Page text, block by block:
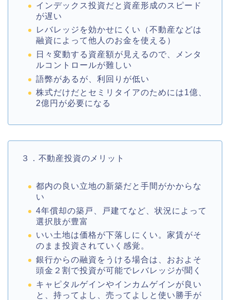
インデックス投資だと資産形成のスピード
が遅い
レバレッジを効かせにくい（不動産などは
融資によって他人のお金を使える）
日々変動する資産額が見えるので、メンタ
ルコントロールが難しい
語弊があるが、利回りが低い
株式だけだとセミリタイアのためには1億、
2億円が必要になる
３．不動産投資のメリット
都内の良い立地の新築だと手間がかからな
い
4年償却の築戸、戸建てなど、状況によって
選択肢が豊富
いい土地は価格が下落しにくい。家賃がそ
のまま投資されていく感覚。
銀行からの融資をうける場合は、おおよそ
頭金２割で投資が可能でレバレッジが聞く
キャピタルゲインやインカムゲインが良い
と、持ってよし、売ってよしと使い勝手が